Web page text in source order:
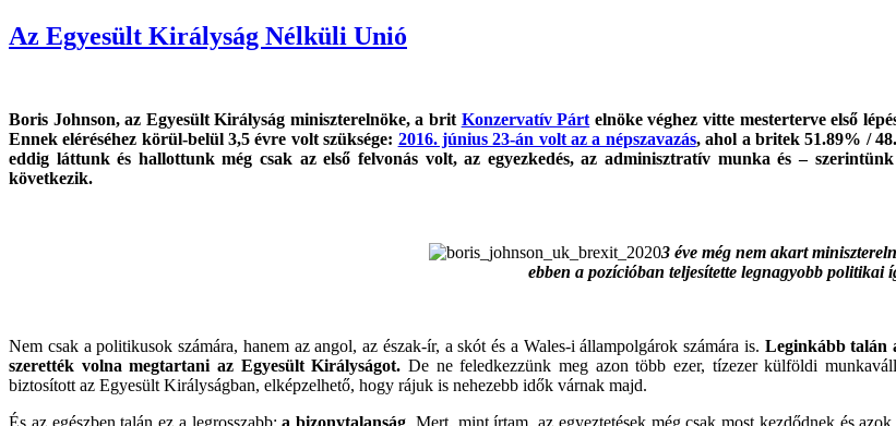
Az Egyesült Királyság Nélküli Unió
Boris Johnson, az Egyesült Királyság miniszterelnöke, a brit Konzervatív Párt elnöke véghez vitte mesterterve első
Ennek eléréséhez körül-belül 3,5 évre volt szüksége: 2016. június 23-án volt az a népszavazás, ahol a britek 51.89% /
eddig láttunk és hallottunk még csak az első felvonás volt, az egyezkedés, az adminisztratív munka és –
következik.
3 éve még nem akart
ebben a pozícióban teljesítette legnagyobb politikai
Nem csak a politikusok számára, hanem az angol, az észak-ír, a skót és a Wales-i állampolgárok számára is. Leginkább talán
szerették volna megtartani az Egyesült Királyságot. De ne feledkezzünk meg azon több ezer, tízezer külföldi
biztosított az Egyesült Királyságban, elképzelhető, hogy rájuk is nehezebb idők várnak majd.
És az egészben talán ez a legrosszabb:a bizonytalanság. Mert, mint írtam, az egyeztetések még csak most kezdődnek és